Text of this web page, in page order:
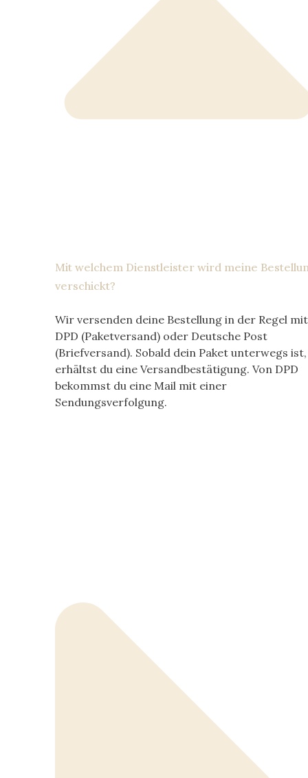
Mit welchem Dienstleister wird meine
verschickt?
Wir versenden deine Bestellung in der Regel mit
DPD (Paketversand) oder Deutsche Post
(Briefversand). Sobald dein Paket unterwegs ist,
erhältst du eine Versandbestätigung. Von DPD
bekommst du eine Mail mit einer
Sendungsverfolgung.